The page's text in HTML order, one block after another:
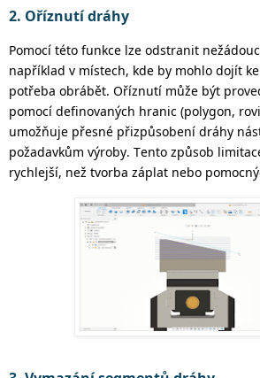
2. Oříznutí dráhy
Pomocí této funkce lze odstranit
například v místech, kde by mohlo dojít
potřeba obrábět. Oříznutí může být
pomocí definovaných hranic (polygon,
umožňuje přesné přizpůsobení dráhy
požadavkům výroby. Tento způsob
rychlejší, než tvorba záplat nebo